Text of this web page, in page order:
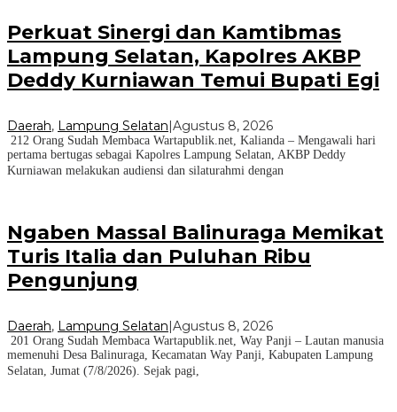
Perkuat Sinergi dan Kamtibmas
Lampung Selatan, Kapolres AKBP
Deddy Kurniawan Temui Bupati Egi
Daerah, Lampung Selatan Agustus 8, 2026
212 Orang Sudah Membaca Wartapublik.net, Kalianda – Mengawali hari
pertama bertugas sebagai Kapolres Lampung Selatan, AKBP Deddy
Kurniawan melakukan audiensi dan silaturahmi dengan
Ngaben Massal Balinuraga Memikat
Turis Italia dan Puluhan Ribu
Pengunjung
Daerah, Lampung Selatan|Agustus 8, 2026
201 Orang Sudah Membaca Wartapublik.net, Way Panji – Lautan manusia
memenuhi Desa Balinuraga, Kecamatan Way Panji, Kabupaten Lampung
Selatan, Jumat (7/8/2026). Sejak pagi,